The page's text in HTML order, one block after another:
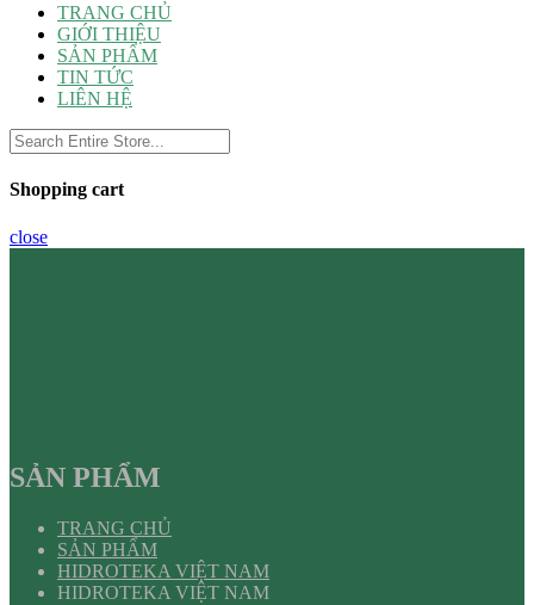
TRANG CHỦ
GIỚI THIỆU
SẢN PHẨM
TIN TỨC
LIÊN HỆ
Shopping cart
close
SẢN PHẨM
TRANG CHỦ
SẢN PHẨM
HIDROTEKA VIỆT NAM
HIDROTEKA VIỆT NAM